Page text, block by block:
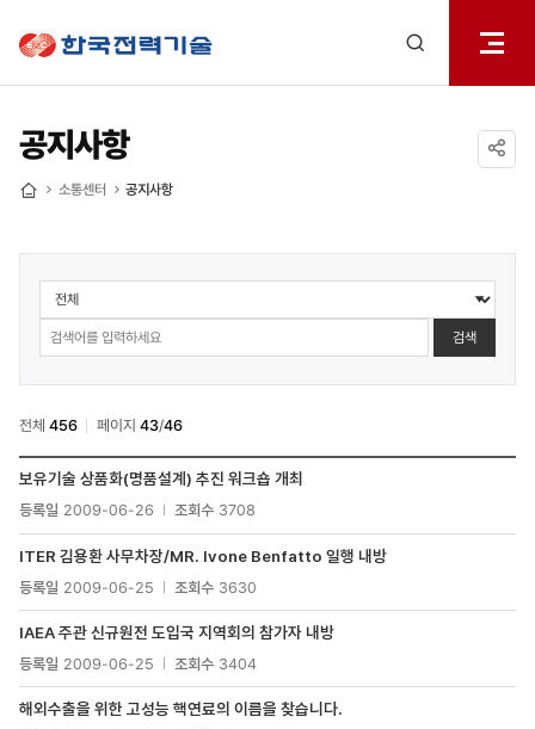
열기
공지사항
소통센터 공지사항
소통센터
>
공지사항
검색
검색
전체 456 페이지 43/46
소통센터
공지사항
목록
-
번호,
첨부파일
보유기술 상품화(명품설계) 추진 워크숍 개최
등록일 2009-06-26 조회수 3708
ITER 김용환 사무차장/MR. Ivone Benfatto 일행 내방
등록일 2009-06-25 조회수 3630
IAEA 주관 신규원전 도입국 지역회의 참가자 내방
등록일 2009-06-25 조회수 3404
해외수출을 위한 고성능 핵연료의 이름을 찾습니다.